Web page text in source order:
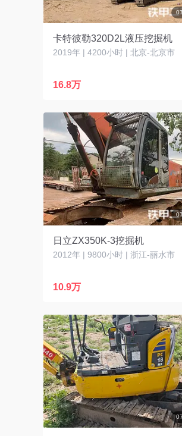
卡特彼勒320D2L液压挖掘机
2019年 | 4200小时 | 北京-北京市
16.8万
日立ZX350K-3挖掘机
2012年 | 9800小时 | 浙江-丽水市
10.9万